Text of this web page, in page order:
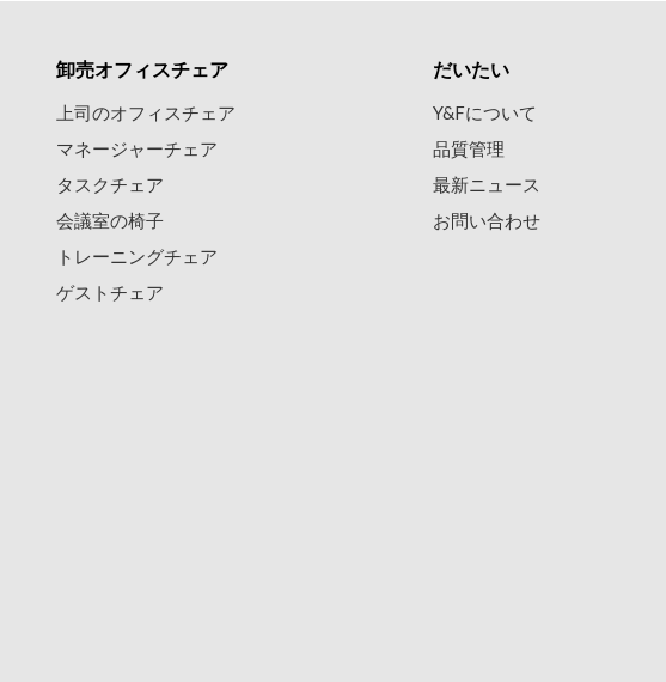
卸売オフィスチェア
上司のオフィスチェア
マネージャーチェア
タスクチェア
会議室の椅子
トレーニングチェア
ゲストチェア
だいたい
Y&Fについて
品質管理
最新ニュース
お問い合わせ